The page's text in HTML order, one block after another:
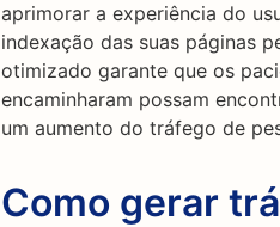
aprimorar a experiência do
indexação das suas páginas
otimizado garante que os
encaminharam possam
um aumento do tráfego de
Como gerar